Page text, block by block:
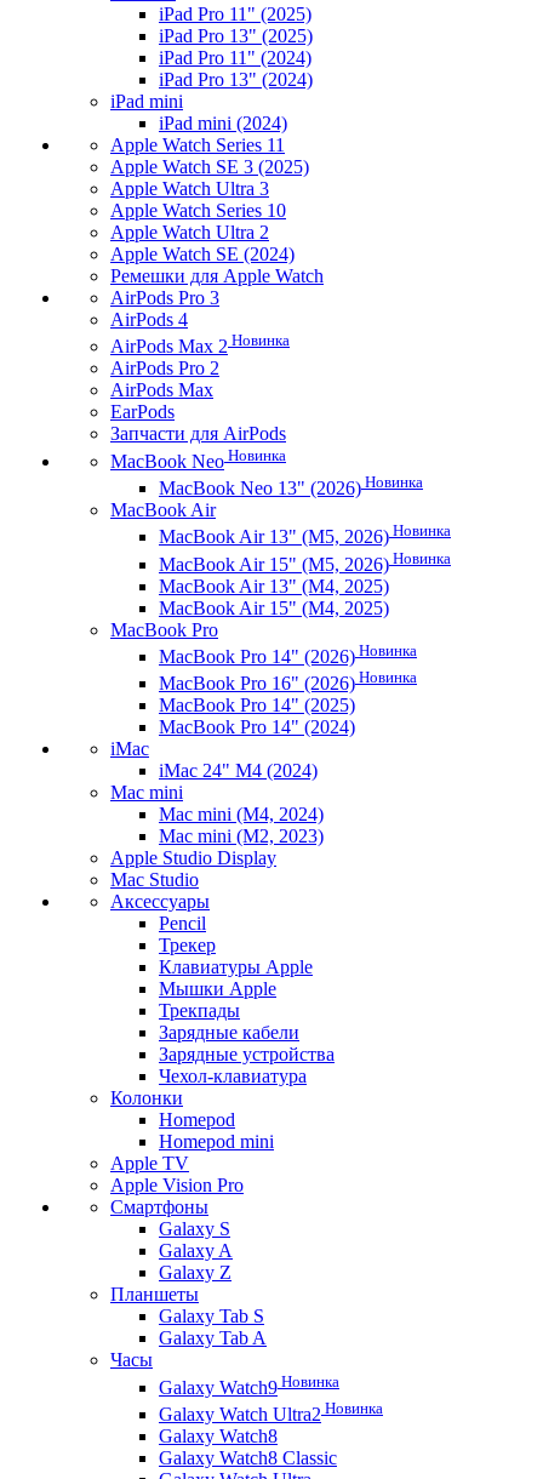
iPad Pro 11" (2025)
iPad Pro 13" (2025)
iPad Pro 11" (2024)
iPad Pro 13" (2024)
iPad mini
iPad mini (2024)
Apple Watch Series 11
Apple Watch SE 3 (2025)
Apple Watch Ultra 3
Apple Watch Series 10
Apple Watch Ultra 2
Apple Watch SE (2024)
Ремешки для Apple Watch
AirPods Pro 3
AirPods 4
AirPods Max 2 Новинка
AirPods Pro 2
AirPods Max
EarPods
Запчасти для AirPods
MacBook Neo Новинка
MacBook Neo 13" (2026) Новинка
MacBook Air
MacBook Air 13" (M5, 2026) Новинка
MacBook Air 15" (M5, 2026) Новинка
MacBook Air 13" (M4, 2025)
MacBook Air 15" (M4, 2025)
MacBook Pro
MacBook Pro 14" (2026) Новинка
MacBook Pro 16" (2026) Новинка
MacBook Pro 14" (2025)
MacBook Pro 14" (2024)
iMac
iMac 24" M4 (2024)
Mac mini
Mac mini (M4, 2024)
Mac mini (M2, 2023)
Apple Studio Display
Mac Studio
Аксессуары
Pencil
Трекер
Клавиатуры Apple
Мышки Apple
Трекпады
Зарядные кабели
Зарядные устройства
Чехол-клавиатура
Колонки
Homepod
Homepod mini
Apple TV
Apple Vision Pro
Смартфоны
Galaxy S
Galaxy A
Galaxy Z
Планшеты
Galaxy Tab S
Galaxy Tab A
Часы
Galaxy Watch9 Новинка
Galaxy Watch Ultra2 Новинка
Galaxy Watch8
Galaxy Watch8 Classic